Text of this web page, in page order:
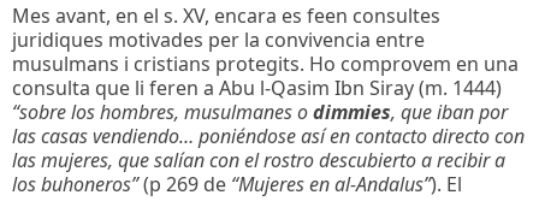
Mes avant, en el s. XV, encara es feen consultes
juridiques motivades per la convivencia entre
musulmans i cristians protegits. Ho comprovem en una
consulta que li feren a Abu l-Qasim Ibn Siray (m. 1444)
“sobre los hombres, musulmanes odimmies, que iban por
las casas vendiendo… poniéndose así en contacto directo con
las mujeres, que salían con el rostro descubierto a recibir a
los buhoneros”(p 269 de “Mujeres en al-Andalus”). El